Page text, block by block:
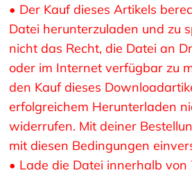
• Der Kauf dieses Artikels
Datei herunterzuladen und zu
nicht das Recht, die Datei an
oder im Internet verfügbar zu
den Kauf dieses
erfolgreichem Herunterladen
widerrufen. Mit deiner
mit diesen Bedingungen
• Lade die Datei innerhalb von